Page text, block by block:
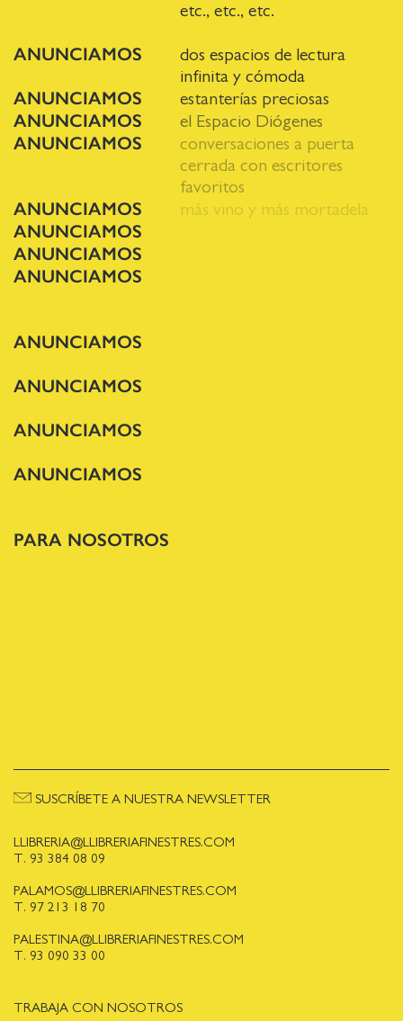
etc., etc., etc.
ANUNCIAMOS
dos espacios de lectura
infinita y cómoda
ANUNCIAMOS estanterías preciosas
ANUNCIAMOS el Espacio Diógenes
ANUNCIAMOS
conversaciones a puerta
cerrada con escritores
favoritos
ANUNCIAMOS más vino y más mortadela
ANUNCIAMOS
ANUNCIAMOS
ANUNCIAMOS
ANUNCIAMOS
ANUNCIAMOS
ANUNCIAMOS
ANUNCIAMOS
PARA NOSOTROS
LLIBRERIA@LLIBRERIAFINESTRES.COM
T. 93 384 08 09
PALAMOS@LLIBRERIAFINESTRES.COM
T. 97 213 18 70
PALESTINA@LLIBRERIAFINESTRES.COM
T. 93 090 33 00
TRABAJA CON NOSOTROS
SUSCRÍBETE A NUESTRA NEWSLETTER